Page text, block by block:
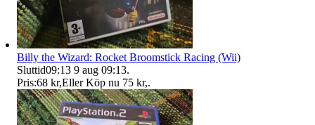
Billy the Wizard: Rocket Broomstick Racing (Wii)
Sluttid09:13 9 aug 09:13.
Pris:68 kr,Eller Köp nu 75 kr,.